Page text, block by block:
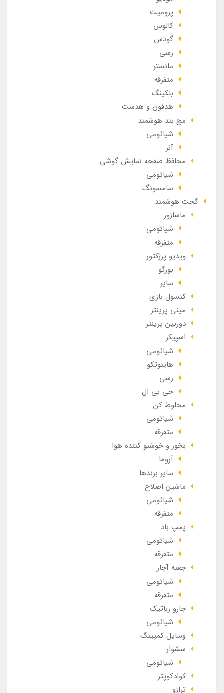
پرومیت
کالوس
گودس
رسی
مانستر
متفرقه
بلکینگ
هدفون و هدست
مچ بند هوشمند
شیائومی
آنر
محافظ صفحه نمایش گوشی
شیائومی
سامسونگ
گجت هوشمند
ماساژور
شیائومی
متفرقه
ویدیو پرژکتور
بورگو
سایر
کنسول بازی
مینی پرینتر
دوربین پرینتر
اسپیکر
شیائومی
هاینوتکو
رسی
جی بی ال
مخلوط کن
شیائومی
متفرقه
بخور و خوشبو کننده هوا
آروما
سایر برندها
ماشین اصلاح
شیائومی
متفرقه
پمپ باد
شیائومی
متفرقه
جعبه آچار
شیائومی
متفرقه
جارو رباتیک
شیائومی
وسایل کمپینگ
سشوار
شیائومی
کوادکوپتر
ترازو